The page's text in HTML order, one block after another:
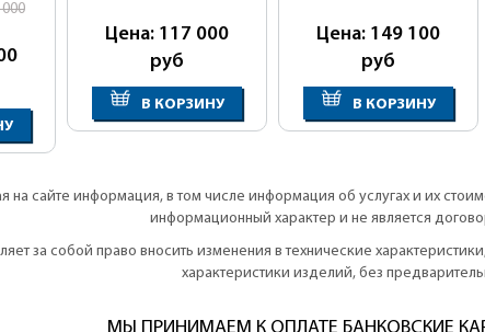
Цена: 117 000
руб
В КОРЗИНУ
Цена: 149 100
руб
В КОРЗИНУ
на сайте информация, в том числе информация об услугах и их
информационный характер и не является
за собой право вносить изменения в технические
характеристики изделий, без